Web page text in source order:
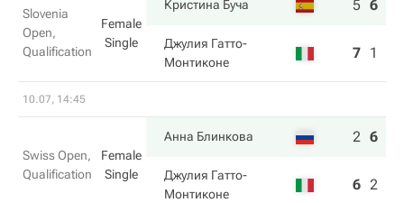
Slovenia
Open,
Qualification
Female
Single
Кристина Буча 5 6
Джулия Гатто-
Монтиконе
7 1
10.07, 14:45
Swiss Open,
Qualification
Female
Single
Анна Блинкова 2 6
Джулия Гатто-
Монтиконе
6 2